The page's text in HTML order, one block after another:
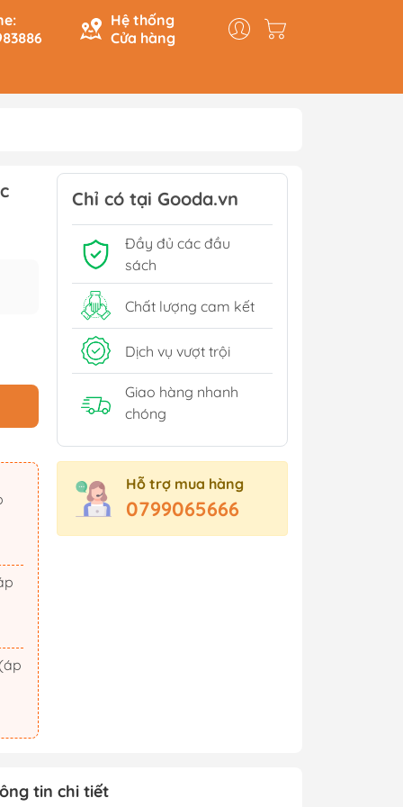
Hệ thống
Cửa hàng
Du Ký
Lịch Sử - Văn Hoá - Chính
Trị
Tâm Linh
Sách Tham Khảo Cấp 1
Sách Tham Khảo Cấp 2
Sách Ôn Thi Đại Học
Xem thêm
Triển
Xúc
Dục
Chỉ có tại Gooda.vn
Đầy đủ các đầu
sách
Chất lượng cam kết
Dịch vụ vượt trội
Giao hàng nhanh
chóng
Hỗ trợ mua hàng
0799065666
tin chi tiết